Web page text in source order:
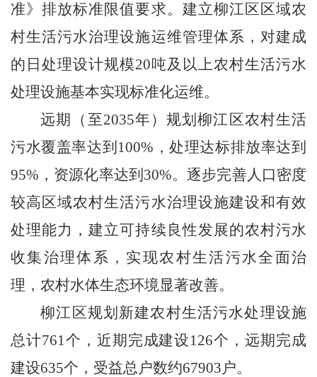
准》排放标准限值要求。建立柳江区区域农
村生活污水治理设施运维管理体系，对建成
的日处理设计规模20吨及以上农村生活污水
处理设施基本实现标准化运维。
远期（至2035年）规划柳江区农村生活
污水覆盖率达到 100% ，处理达标排放率达到
95% ，资源化率达到 30%。逐步完善人口密度
较高区域农村生活污水治理设施建设和有效
处理能力，建立可持续良性发展的农村污水
收集治理体系，实现农村生活污水全面治
理，农村水体生态环境显著改善。
柳江区规划新建农村生活污水处理设施
总计761个，近期完成建设126个，远期完成
建设635个，受益总户数约67903户。